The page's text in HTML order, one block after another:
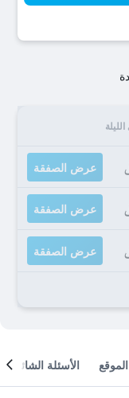
عرض الصفقة
عرض الصفقة
عرض الصفقة
الموقع الأسئلة الشائعة